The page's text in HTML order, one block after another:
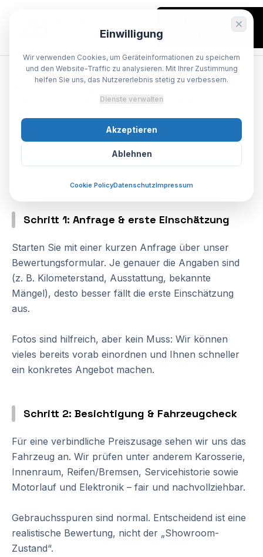
SPEZIALIST BODENHEIM
beim Autoankauf
wenigenSchritten
Sie möchten Ihr Auto verkaufen und wissen genau,
was Sie erwartet? Hier sehen Sie den Ablauf von der
Anfrage bis zur Auszahlung – klar, schnell und ohne
Schritt 1: Anfrage & erste Einschätzung
Starten Sie mit einer kurzen Anfrage über unser
Bewertungsformular. Je genauer die Angaben sind
(z. B. Kilometerstand, Ausstattung, bekannte
Mängel), desto besser fällt die erste Einschätzung
aus.
Fotos sind hilfreich, aber kein Muss: Wir können
vieles bereits vorab einordnen und Ihnen schneller
ein konkretes Angebot machen.
Schritt 2: Besichtigung & Fahrzeugcheck
Für eine verbindliche Preiszusage sehen wir uns das
Fahrzeug an. Wir prüfen unter anderem Karosserie,
Innenraum, Reifen/Bremsen, Servicehistorie sowie
Motorlauf und Elektronik – fair und nachvollziehbar.
Gebrauchsspuren sind normal. Entscheidend ist eine
realistische Bewertung, nicht der „Showroom-
Zustand“.
Einwilligung
Wir verwenden Cookies, um Geräteinformationen zu speichern
und den Website-Traffic zu analysieren. Mit Ihrer Zustimmung
helfen Sie uns, das Nutzererlebnis stetig zu verbessern.
Dienste verwalten
Akzeptieren
Ablehnen
Cookie PolicyDatenschutzImpressum